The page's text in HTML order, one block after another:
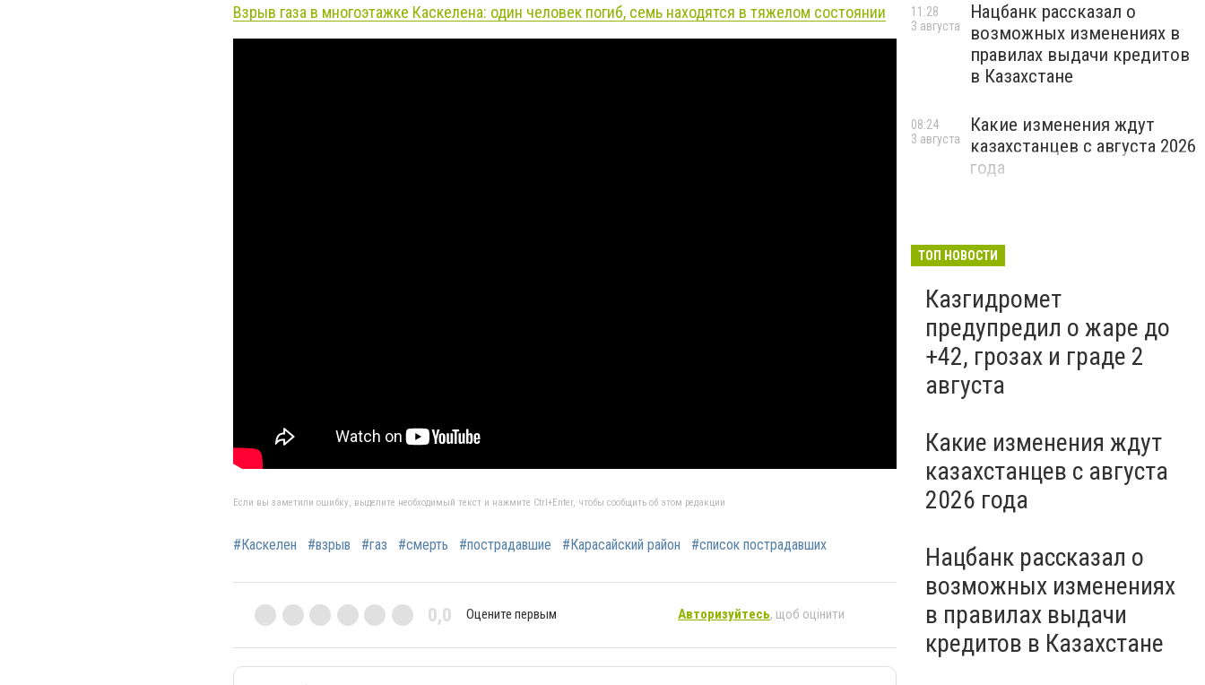
Взрыв газа в многоэтажке Каскелена: один человек погиб, семь находятся в тяжелом состоянии
Если вы заметили ошибку, выделите необходимый текст и нажмите Ctrl+Enter, чтобы сообщить об этом редакции
#Каскелен #взрыв #газ #смерть #пострадавшие #Карасайский район #список пострадавших
0,0 Оцените первым Авторизуйтесь, щоб оцінити
Нацбанк рассказал о
возможных изменениях в
правилах выдачи кредитов
в Казахстане
11:28
3 августа
Какие изменения ждут
казахстанцев с августа 2026
года
08:24
3 августа
ТОП НОВОСТИ
Казгидромет
предупредил о жаре до
+42, грозах и граде 2
августа
Какие изменения ждут
казахстанцев с августа
2026 года
Нацбанк рассказал о
возможных изменениях
в правилах выдачи
кредитов в Казахстане